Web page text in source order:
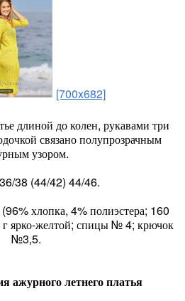
[700x682]
длиной до колен, рукавами три
связано полупрозрачным
узором.
38 (44/42) 44/46.
хлопка, 4% полиэстера; 160
ярко-желтой; спицы № 4; крючок
№3,5.
ажурного летнего платья